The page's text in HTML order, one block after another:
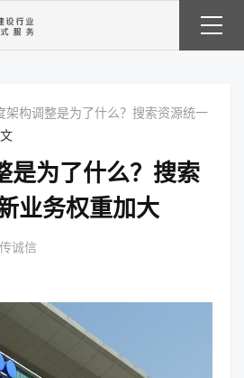
架构调整是为了什么？搜索资源统一
是为了什么？搜索
业务权重加大
诚信